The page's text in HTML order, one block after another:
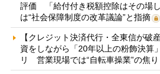
評価 「給付付き税額控除はその場
は“社会保障制度の改革議論”と指摘
【クレジット決済代行・全東信が破
資をしながら「20年以上の粉飾決算
リ 営業現場では“自転車操業”の焦